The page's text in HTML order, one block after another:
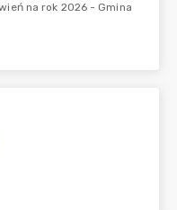
na rok 2026 - Gmina